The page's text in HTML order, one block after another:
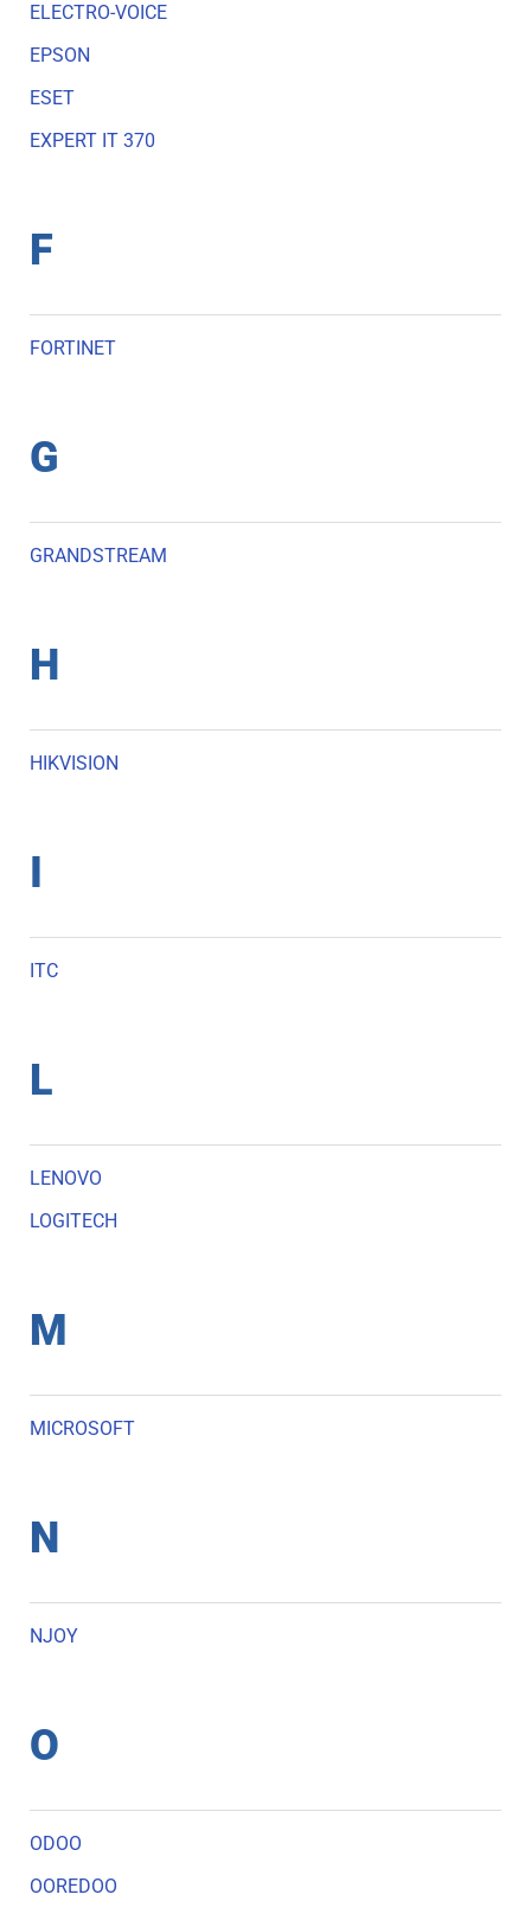
ELECTRO-VOICE
EPSON
ESET
EXPERT IT 370
F
FORTINET
G
GRANDSTREAM
H
HIKVISION
I
ITC
L
LENOVO
LOGITECH
M
MICROSOFT
N
NJOY
O
ODOO
OOREDOO